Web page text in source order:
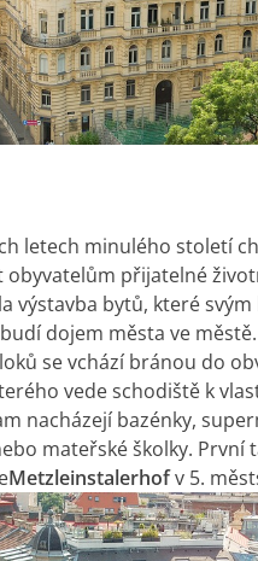
letech minulého století
obyvatelům přijatelné
výstavba bytů, které
dojem města ve
se vchází bránou do
vede schodiště k
nacházejí bazénky,
mateřské školky. První
Metzleinstalerhofv 5.